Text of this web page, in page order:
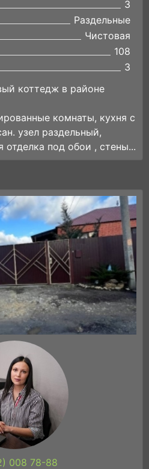
3
Раздельные
Чистовая
108
3
коттедж в районе
комнаты, кухня с
узел раздельный,
отделка под обои , стены...
008 78-88